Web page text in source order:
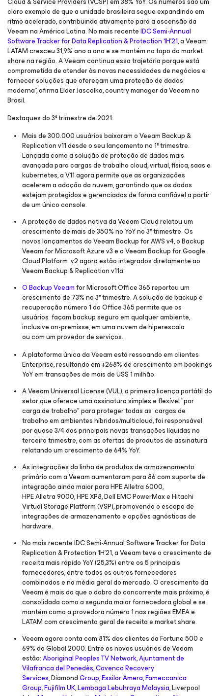
claro exemplo de que a unidade brasileira segue expandindo em
ritmo acelerado, contribuindo ativamente para a ascensão da
Veeam na América Latina. No mais recenteIDC Semi-Annual
Software Tracker for Data Replication & Protection 1H’21, a Veeam
LATAM cresceu 31,9% ano a ano e se mantém no topo do market
share na região. A Veeam continua essa trajetória porque está
comprometida de atender às novas necessidades de negócios e
fornecer soluções que ofereçam uma proteção de dados
moderna”, afirma Elder Jascolka, country manager da Veeam no
Brasil.
Destaques do 3º trimestre de 2021:
Mais de 300.000 usuários baixaram o Veeam Backup &
Replication v11 desde o seu lançamento no 1º trimestre.
Lançada como a solução de proteção de dados mais
avançada para cargas de trabalho cloud, virtual, física, saas e
kubernetes, a V11 agora permite que as organizações
acelerem a adoção da nuvem, garantindo que os dados
estejam protegidos e gerenciados de forma confiável a partir
de um único console.
A proteção de dados nativa da Veeam Cloud relatou um
crescimento de mais de 350% no YoY no 3º trimestre. Os
novos lançamentos do Veeam Backupfor AWSv4, o Backup
Veeamfor Microsoft Azurev3 e o Veeam Backupfor Google
Cloud Platform v2 agora estão integrados diretamente ao
Veeam Backup & Replication v11a.
O Backup Veeamfor Microsoft Office 365reportou um
crescimento de 73% no 3º trimestre. A solução de backup e
recuperação número 1 do Office 365 permite que os
usuários façam backup seguro em qualquer ambiente,
inclusive on-premisse, em uma nuvem de hiperescala
ou com um provedor de serviços.
A plataforma única da Veeam está ressoando em clientes
Enterprise, resultando em +268% de crescimento em bookings
YoY em transações de mais de US$ 1 milhão.
A Veeam Universal License (VUL), a primeira licença portátil do
setor que oferece uma assinatura simples e flexível "por
carga de trabalho" para proteger todas as cargas de
trabalho em ambientes híbridos/multicloud, foi responsável
por quase 3/4 das principais novas transações líquidas no
terceiro trimestre, com as ofertas de produtos de assinatura
relatando um crescimento de 64% YoY.
As integrações da linha de produtos de armazenamento
primário com a Veeam aumentaram para 86 com suporte de
integração ainda maior para HPE Alletra 6000,
HPE Alletra 9000, HPE XP8, Dell EMC PowerMax e Hitachi
Virtual Storage Platform (VSP), promovendo o escopo de
integrações de armazenamento e opções agnósticas de
hardware.
No mais recente IDC Semi-Annual Software Tracker for Data
Replication & Protection 1H’21, a Veeam teve o crescimento de
receita mais rápido YoY (25,3%) entre os 5 principais
fornecedores, entre todos os outros fornecedores
combinados e na média geral do mercado. O crescimento da
Veeam é mais do que o dobro do concorrente mais próximo, é
consolidada como a segunda maior fornecedora global e se
mantém como a provedora número 1 nas regiões EMEA e
LATAM com crescimento geral de receita e market share.
Veeam agora conta com 81% dos clientes da Fortune 500 e
69% do Global 2000. Entre os novos usuários de Veeam
estão:Aboriginal Peoples TV Network,Ajuntament de
Vilafranca del Penedès,Covenco Recovery
Services, DiamondGroup,Essilor Amera,Fameccanica
Group,Fujifilm UK,Lembaga Lebuhraya Malaysia, Liverpool